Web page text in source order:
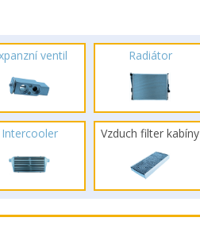
ventil Radiátor
Intercooler Vzduch filter kabíny